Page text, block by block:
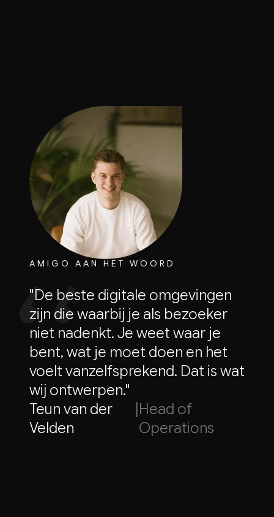
AMIGO AAN HET WOORD
"De beste digitale omgevingen
zijn die waarbij je als bezoeker
niet nadenkt. Je weet waar je
bent, wat je moet doen en het
voelt vanzelfsprekend. Dat is wat
wij ontwerpen."
Teun van der
Velden
Head of
Operations